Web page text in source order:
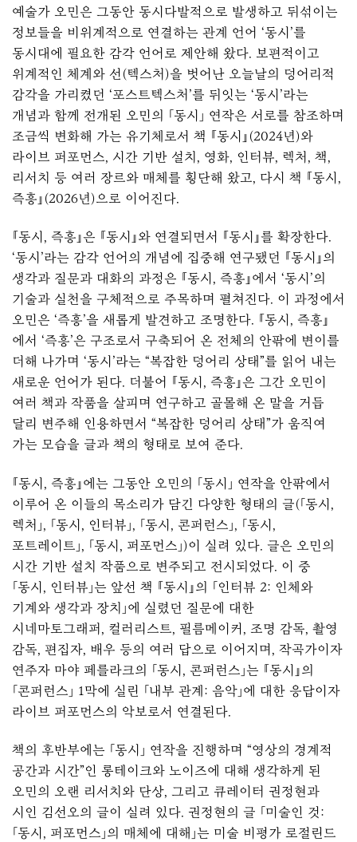
예술가 오민은 그동안 동시다발적으로 발생하고 뒤섞이는
정보들을 비위계적으로 연결하는 관계 언어 ‘동시’를
동시대에 필요한 감각 언어로 제안해 왔다. 보편적이고
위계적인 체계와 선(텍스처)을 벗어난 오늘날의 덩어리적
감각을 가리켰던 ‘포스트텍스처’를 뒤잇는 ‘동시’라는
개념과 함께 전개된 오민의 「동시」 연작은 서로를 참조하며
조금씩 변화해 가는 유기체로서 책 『동시』 (2024년)와
라이브 퍼포먼스, 시간 기반 설치, 영화, 인터뷰, 렉처, 책,
리서치 등 여러 장르와 매체를 횡단해 왔고, 다시 책 『동시,
즉흥』(2026년)으로 이어진다.
『동시, 즉흥』은 『동시』와 연결되면서 『동시』를 확장한다.
‘동시’라는 감각 언어의 개념에 집중해 연구됐던 『동시』의
생각과 질문과 대화의 과정은 『동시, 즉흥』에서 ‘동시’의
기술과 실천을 구체적으로 주목하며 펼쳐진다. 이 과정에서
오민은 ‘즉흥’을 새롭게 발견하고 조명한다. 『동시, 즉흥』
에서 ‘즉흥’은 구조로서 구축되어 온 전체의 안팎에 변이를
더해 나가며 ‘동시’라는 “복잡한 덩어리 상태”를 읽어 내는
새로운 언어가 된다. 더불어 『동시, 즉흥』은 그간 오민이
여러 책과 작품을 살피며 연구하고 골몰해 온 말을 거듭
달리 변주해 인용하면서 “복잡한 덩어리 상태”가 움직여
가는 모습을 글과 책의 형태로 보여 준다.
『동시, 즉흥』에는 그동안 오민의 「동시」 연작을 안팎에서
이루어 온 이들의 목소리가 담긴 다양한 형태의 글(「동시,
렉처」, 「동시, 인터뷰」, 「동시, 콘퍼런스」, 「동시,
포트레이트」, 「동시, 퍼포먼스」)이 실려 있다. 글은 오민의
시간 기반 설치 작품으로 변주되고 전시되었다. 이 중
「동시, 인터뷰」는 앞선 책 『동시』의 「인터뷰 2: 인체와
기계와 생각과 장치」에 실렸던 질문에 대한
시네마토그래퍼, 컬러리스트, 필름메이커, 조명 감독, 촬영
감독, 편집자, 배우 등의 여러 답으로 이어지며, 작곡가이자
연주자 마야 페를라크의 「동시, 콘퍼런스」는 『동시』의
「콘퍼런스」 1막에 실린 「내부 관계: 음악」에 대한 응답이자
라이브 퍼포먼스의 악보로서 연결된다.
책의 후반부에는 「동시」 연작을 진행하며 “영상의 경계적
공간과 시간”인 롱테이크와 노이즈에 대해 생각하게 된
오민의 오랜 리서치와 단상, 그리고 큐레이터 권정현과
시인 김선오의 글이 실려 있다. 권정현의 글 「미술인 것:
「동시, 퍼포먼스」의 매체에 대해」는 미술 비평가 로절린드